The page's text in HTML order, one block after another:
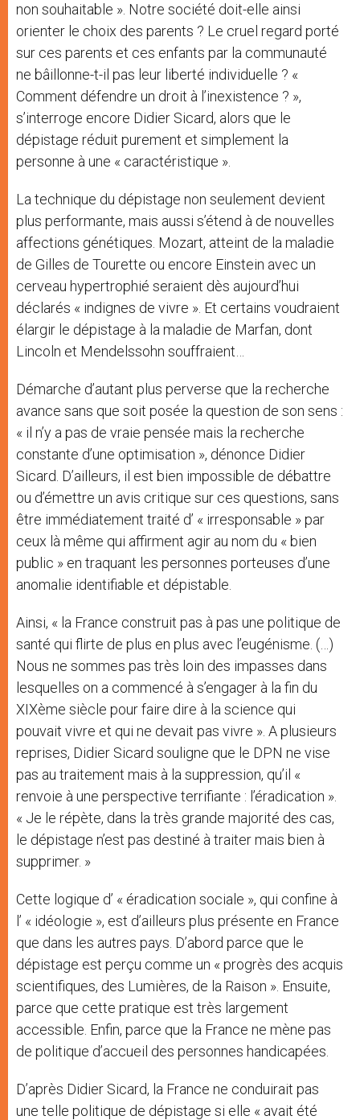
non souhaitable ». Notre société doit-elle ainsi
orienter le choix des parents ? Le cruel regard porté
sur ces parents et ces enfants par la communauté
ne bâillonne-t-il pas leur liberté individuelle ? «
Comment défendre un droit à l’inexistence ? »,
s’interroge encore Didier Sicard, alors que le
dépistage réduit purement et simplement la
personne à une « caractéristique ».
La technique du dépistage non seulement devient
plus performante, mais aussi s’étend à de nouvelles
affections génétiques. Mozart, atteint de la maladie
de Gilles de Tourette ou encore Einstein avec un
cerveau hypertrophié seraient dès aujourd’hui
déclarés « indignes de vivre ». Et certains voudraient
élargir le dépistage à la maladie de Marfan, dont
Lincoln et Mendelssohn souffraient…
Démarche d’autant plus perverse que la recherche
avance sans que soit posée la question de son sens :
« il n’y a pas de vraie pensée mais la recherche
constante d’une optimisation », dénonce Didier
Sicard. D’ailleurs, il est bien impossible de débattre
ou d’émettre un avis critique sur ces questions, sans
être immédiatement traité d’ « irresponsable » par
ceux là même qui affirment agir au nom du « bien
public » en traquant les personnes porteuses d’une
anomalie identifiable et dépistable.
Ainsi, « la France construit pas à pas une politique de
santé qui flirte de plus en plus avec l’eugénisme. (…)
Nous ne sommes pas très loin des impasses dans
lesquelles on a commencé à s’engager à la fin du
XIXème siècle pour faire dire à la science qui
pouvait vivre et qui ne devait pas vivre ». A plusieurs
reprises, Didier Sicard souligne que le DPN ne vise
pas au traitement mais à la suppression, qu’il «
renvoie à une perspective terrifiante : l’éradication ».
« Je le répète, dans la très grande majorité des cas,
le dépistage n’est pas destiné à traiter mais bien à
supprimer. »
Cette logique d’ « éradication sociale », qui confine à
l’ « idéologie », est d’ailleurs plus présente en France
que dans les autres pays. D’abord parce que le
dépistage est perçu comme un « progrès des acquis
scientifiques, des Lumières, de la Raison ». Ensuite,
parce que cette pratique est très largement
accessible. Enfin, parce que la France ne mène pas
de politique d’accueil des personnes handicapées.
D’après Didier Sicard, la France ne conduirait pas
une telle politique de dépistage si elle « avait été